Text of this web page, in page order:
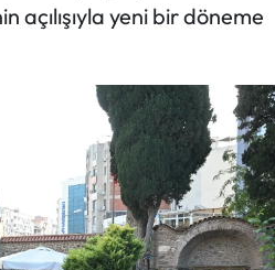
açılışıyla yeni bir döneme